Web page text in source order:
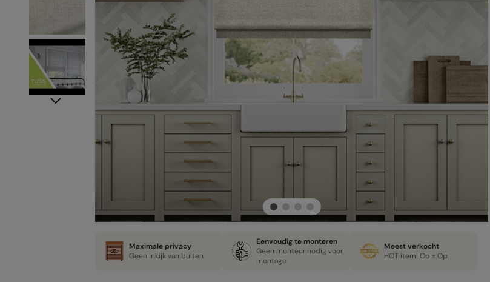
Maximale privacy
Geen inkijk van buiten
Eenvoudig te monteren
Geen monteur nodig voor
montage
Meest verkocht
HOT item! Op = Op